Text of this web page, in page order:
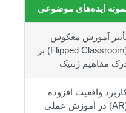
ایده‌های موضوعی
آموزش معکوس
(Flipped Classroom) بر
مفاهیم ژنتیک
واقعیت افزوده
(AR) در آموزش عملی